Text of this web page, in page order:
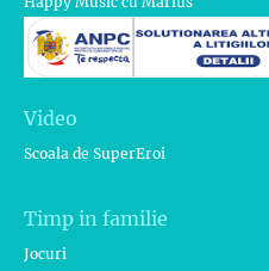
Video
Scoala de SuperEroi
Timp in familie
Jocuri